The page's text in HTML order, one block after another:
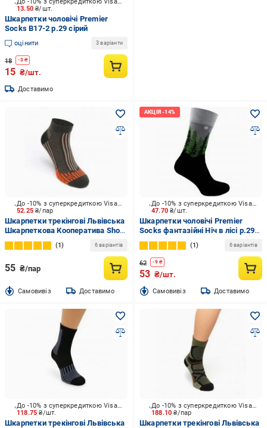
13.50₴/шт.
Шкарпетки чоловічі Premier
Socks В17-2 р.29 сірий
оцінити 3 варіанти
18 -3₴
15 ₴/шт.
Доставимо
52.25₴/пар
До -10% з суперкредиткою Visa Вигода
Шкарпетки трекінгові Львівська
Шкарпеткова Кооператива Short
Trekking 2000513527 р.41-44
оливковий
1 6 варіантів
55 ₴/пар
Cамовивіз Доставимо
47.70₴/шт.
До -10% з суперкредиткою Visa Вигода
Шкарпетки чоловічі Premier
Socks фантазійні Ніч в лісі р.29
зелений
1 6 варіантів
62 -9₴
53 ₴/шт.
Cамовивіз Доставимо
118.75₴/шт.
До -10% з суперкредиткою Visa Вигода
Шкарпетки трекінгові Львівська
188.10₴/пар
До -10% з суперкредиткою Visa Вигода
Шкарпетки трекінгові Львівська